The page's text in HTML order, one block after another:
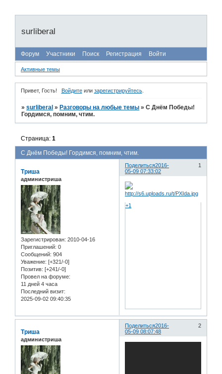
surliberal
Форум Участники Поиск Регистрация Войти
Активные темы
Привет, Гость! Войдитеили зарегистрируйтесь.
»surliberal » Разговоры на любые темы »С Днём Победы!
Гордимся, помним, чтим.
С Днём Победы! Гордимся, помним, чтим.
Страница:1
Поделиться 1
2016-
05-09 07:33:02
Триша
администриша
Зарегистрирован: 2010-04-16
Приглашений: 0
Сообщений: 904
Уважение: [+321/-0]
Позитив: [+241/-0]
Провел на форуме:
11 дней 4 часа
Последний визит:
2025-09-02 09:40:35
+1
Поделиться 2
2016-
05-09 08:07:48
Триша
администриша